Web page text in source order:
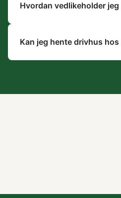
Hvordan vedlikeholder jeg
Kan jeg hente drivhus hos